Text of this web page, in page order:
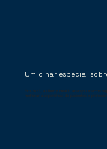
Um olhar especial
Em 2023, a Liberty Health alcançou marcos
melhorar a experiência de pacientes e